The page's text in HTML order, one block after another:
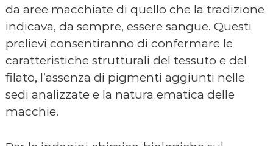
da aree macchiate di quello che la tradizione
indicava, da sempre, essere sangue. Questi
prelievi consentiranno di confermare le
caratteristiche strutturali del tessuto e del
filato, l’assenza di pigmenti aggiunti nelle
sedi analizzate e la natura ematica delle
macchie.